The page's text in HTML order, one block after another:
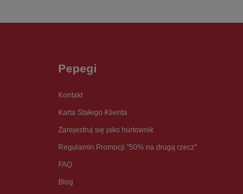
Pepegi
Kontakt
Karta Stałego Klienta
Zarejestruj się jako hurtownik
Regulamin Promocji "50% na drugą rzecz"
FAQ
Blog